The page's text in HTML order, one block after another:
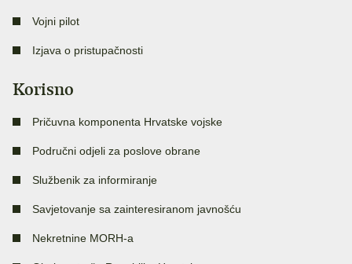
Vojni pilot
Izjava o pristupačnosti
Korisno
Pričuvna komponenta Hrvatske vojske
Područni odjeli za poslove obrane
Službenik za informiranje
Savjetovanje sa zainteresiranom javnošću
Nekretnine MORH-a